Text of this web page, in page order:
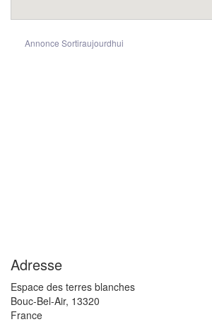
Annonce Sortiraujourdhui
Adresse
Espace des terres blanches
Bouc-Bel-Air, 13320
France